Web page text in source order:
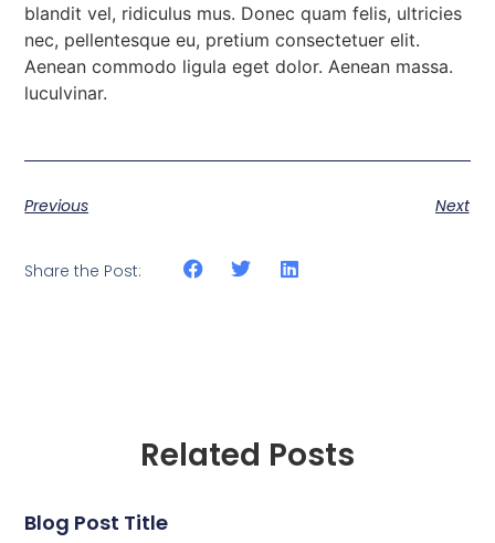
blandit vel, ridiculus mus. Donec quam felis, ultricies
nec, pellentesque eu, pretium consectetuer elit.
Aenean commodo ligula eget dolor. Aenean massa.
luculvinar.
Previous Next
Share the Post:
Related Posts
Blog Post Title